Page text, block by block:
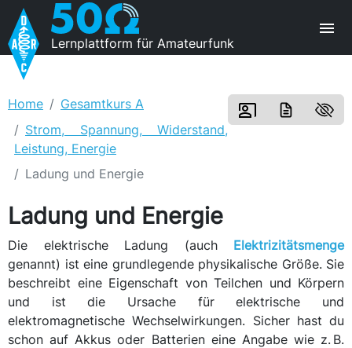
Lernplattform für Amateurfunk
Home
Gesamtkurs A
Strom, Spannung, Widerstand,
Leistung, Energie
Ladung und Energie
Ladung und Energie
Die elektrische Ladung (auch Elektrizitätsmenge
genannt) ist eine grundlegende physikalische Größe. Sie
beschreibt eine Eigenschaft von Teilchen und Körpern
und ist die Ursache für elektrische und
elektromagnetische Wechselwirkungen. Sicher hast du
schon auf Akkus oder Batterien eine Angabe wie z. B.